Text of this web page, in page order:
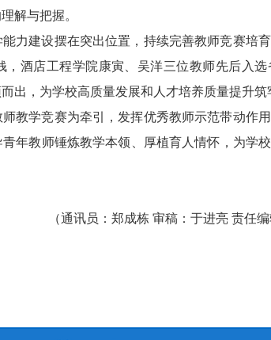
解与把握。
力建设摆在突出位置，持续完善教师竞赛培
，酒店工程学院康寅、吴洋三位教师先后入
出，为学校高质量发展和人才培养质量提升筑
教学竞赛为牵引，发挥优秀教师示范带动作
年教师锤炼教学本领、厚植育人情怀，为学
（通讯员：郑成栋 审稿：于进亮 责任